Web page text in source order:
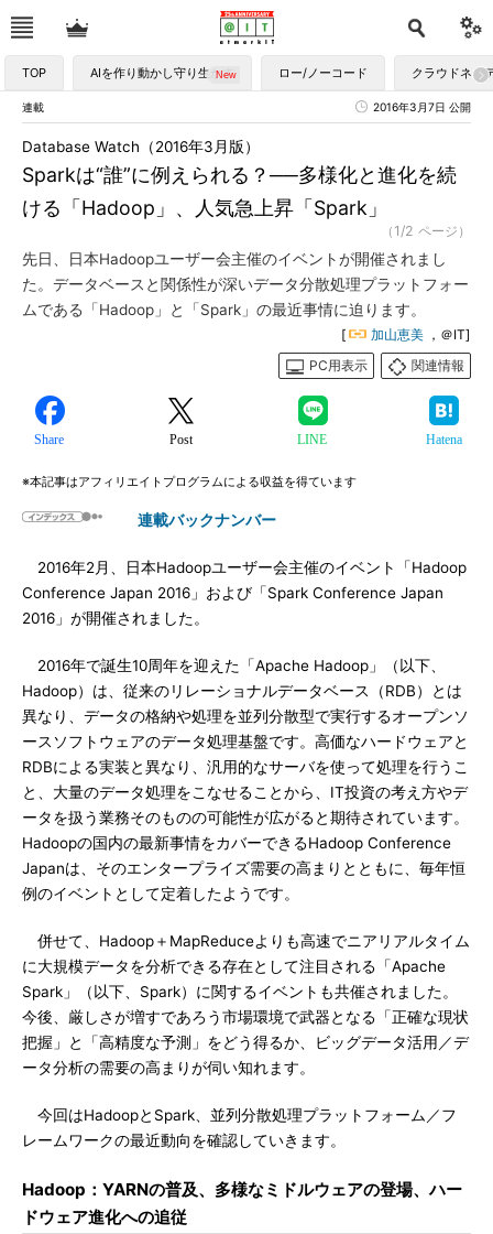
TOP AIを作り動かし守り生かす ロー/ノーコード クラウドネイ
連載 2016年3月7日 公開
Sparkは“誰”に例えられる？──多様化と進化を続
ける「Hadoop」、人気急上昇「Spark」
Database Watch（2016年3月版）
（1/2 ページ）
先日、日本Hadoopユーザー会主催のイベントが開催されまし
た。データベースと関係性が深いデータ分散処理プラットフォー
ムである「Hadoop」と「Spark」の最近事情に迫ります。
[ 加山恵美 ，＠IT]
PC用表示
関連情報
Share Post LINE Hatena
※本記事はアフィリエイトプログラムによる収益を得ています
連載バックナンバー
2016年2月、日本Hadoopユーザー会主催のイベント「Hadoop
Conference Japan 2016」および「Spark Conference Japan
2016」が開催されました。
2016年で誕生10周年を迎えた「Apache Hadoop」（以下、
Hadoop）は、従来のリレーショナルデータベース（RDB）とは
異なり、データの格納や処理を並列分散型で実行するオープンソ
ースソフトウェアのデータ処理基盤です。高価なハードウェアと
RDBによる実装と異なり、汎用的なサーバを使って処理を行うこ
と、大量のデータ処理をこなせることから、IT投資の考え方やデ
ータを扱う業務そのものの可能性が広がると期待されています。
Hadoopの国内の最新事情をカバーできるHadoop Conference
Japanは、そのエンタープライズ需要の高まりとともに、毎年恒
例のイベントとして定着したようです。
併せて、Hadoop＋MapReduceよりも高速でニアリアルタイム
に大規模データを分析できる存在として注目される「Apache
Spark」（以下、Spark）に関するイベントも共催されました。
今後、厳しさが増すであろう市場環境で武器となる「正確な現状
把握」と「高精度な予測」をどう得るか、ビッグデータ活用／デ
ータ分析の需要の高まりが伺い知れます。
今回はHadoopとSpark、並列分散処理プラットフォーム／フ
レームワークの最近動向を確認していきます。
Hadoop：YARNの普及、多様なミドルウェアの登場、ハー
ドウェア進化への追従